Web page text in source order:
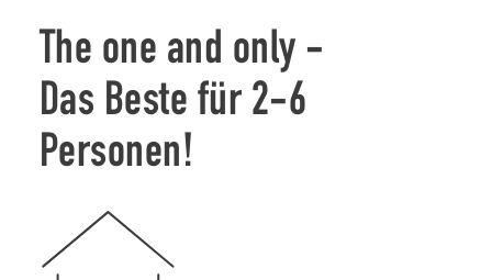
The one and only -
Das Beste für 2-6
Personen!